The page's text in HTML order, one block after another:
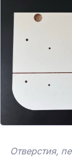
Отверстия,